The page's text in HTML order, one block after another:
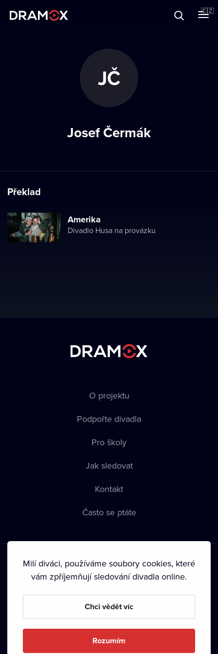
🇨🇿
JČ
Josef Čermák
Překlad
Amerika
Divadlo Husa na provázku
O projektu
Podpořte divadla
Pro školy
Jak sledovat
Kontakt
Často se ptáte
Podmínky používání • Ochrana soukromí • Zásady používání
• Autorská práva•
Milí diváci, používáme soubory cookies, které
vám zpříjemňují sledování divadla online.
Chci vědět víc
Rozumím